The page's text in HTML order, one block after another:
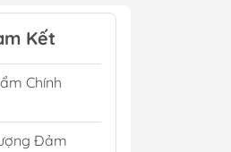
Kết
Chính
Đảm